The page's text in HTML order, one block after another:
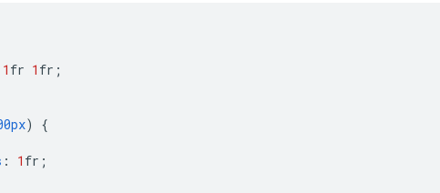
1 fr 1 fr ;
)
{
: 1 fr ;